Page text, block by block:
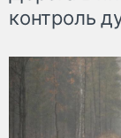
контроль